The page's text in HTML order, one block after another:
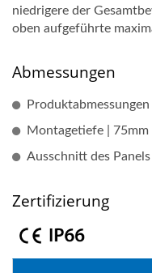
niedrigere der
oben aufgeführte
Abmessungen
Montagetiefe | 75mm
Ausschnitt des
Zertifizierung